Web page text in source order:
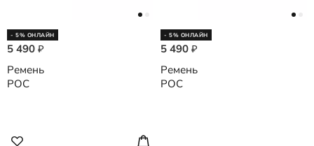
- 5% ОНЛАЙН
5 490 ₽
Ремень
POC
- 5% ОНЛАЙН
5 490 ₽
Ремень
POC